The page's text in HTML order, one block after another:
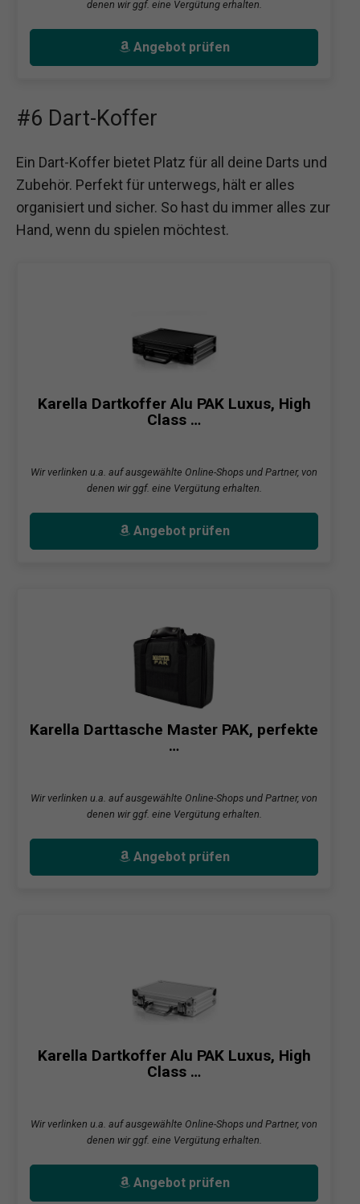
denen wir ggf. eine Vergütung erhalten.
Angebot prüfen
#6 Dart-Koffer
Ein Dart-Koffer bietet Platz für all deine Darts und
Zubehör. Perfekt für unterwegs, hält er alles
organisiert und sicher. So hast du immer alles zur
Hand, wenn du spielen möchtest.
Karella Dartkoffer Alu PAK Luxus, High
Class …
Wir verlinken u.a. auf ausgewählte Online-Shops und Partner, von
denen wir ggf. eine Vergütung erhalten.
Angebot prüfen
Karella Darttasche Master PAK, perfekte
…
Wir verlinken u.a. auf ausgewählte Online-Shops und Partner, von
denen wir ggf. eine Vergütung erhalten.
Angebot prüfen
Karella Dartkoffer Alu PAK Luxus, High
Class …
Wir verlinken u.a. auf ausgewählte Online-Shops und Partner, von
denen wir ggf. eine Vergütung erhalten.
Angebot prüfen